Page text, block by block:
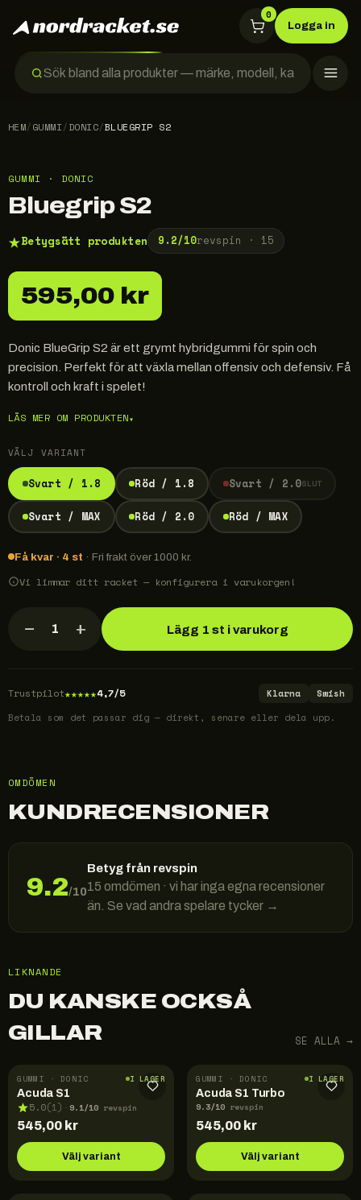
0
Logga in
HEM/GUMMI/DONIC/BLUEGRIP S2
GUMMI · DONIC
Bluegrip S2
★Betygsätt produkten 9.2/10revspin · 15
595,00 kr
Donic BlueGrip S2 är ett grymt hybridgummi för spin och
precision. Perfekt för att växla mellan offensiv och defensiv. Få
kontroll och kraft i spelet!
LÄS MER OM PRODUKTEN▾
VÄLJ VARIANT
Svart / 1.8 Röd / 1.8 Svart / 2.0SLUT
Svart / MAX Röd / 2.0 Röd / MAX
Få kvar · 4 st · Fri frakt över 1000 kr.
Vi limmar ditt racket — konfigurera i varukorgen!
− 1 + Lägg 1 st i varukorg
Trustpilot★★★★★4,7/5 Klarna
Swish
Betala som det passar dig — direkt, senare eller dela upp.
OMDÖMEN
KUNDRECENSIONER
9.2/10
Betyg från revspin
15 omdömen · vi har inga egna recensioner
än. Se vad andra spelare tycker →
LIKNANDE
DU KANSKE OCKSÅ
GILLAR
SE ALLA →
GUMMI · DONIC I LAGER
Acuda S1
5.0(1) · 9.1/10 revspin
545,00 kr
Välj variant
GUMMI · DONIC I LAGER
Acuda S1 Turbo
9.3/10 revspin
545,00 kr
Välj variant